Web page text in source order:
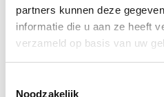
partners kunnen deze
informatie die u aan ze heeft
verzameld op basis van uw
Noodzakelijk
Häufig
SRM